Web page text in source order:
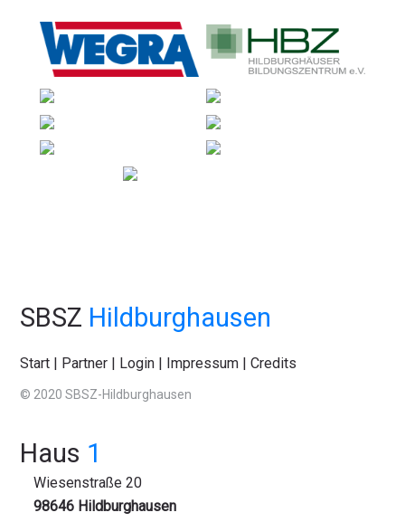
SBSZ Hildburghausen
Start | Partner | Login | Impressum |Credits
© 2020 SBSZ-Hildburghausen
Haus 1
Wiesenstraße 20
98646 Hildburghausen